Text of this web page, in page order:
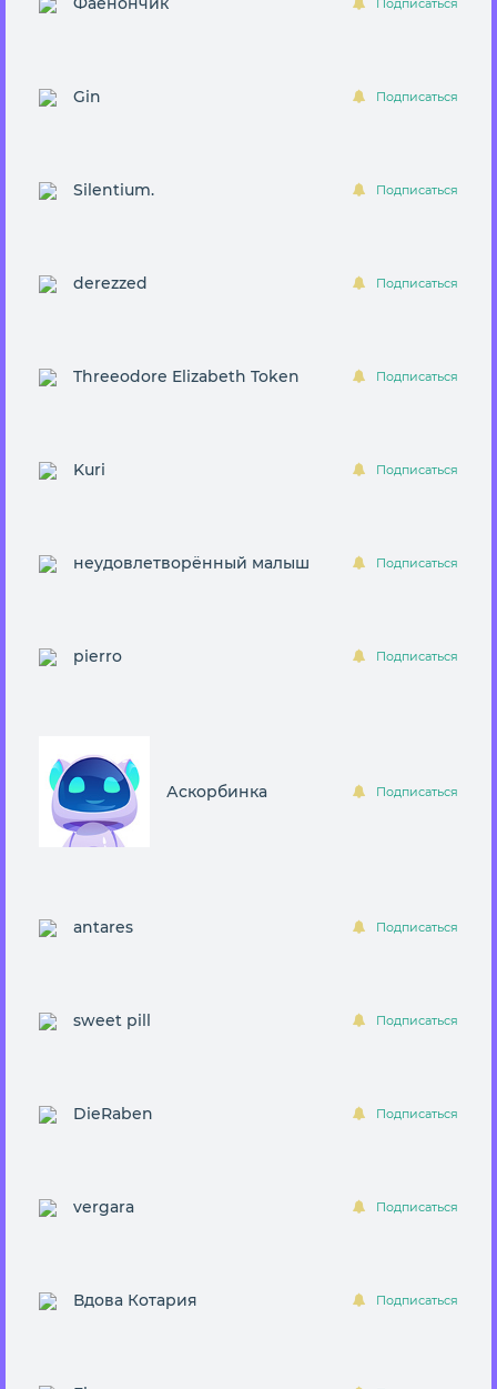
Подписаться
Gin Подписаться
Silentium. Подписаться
derezzed Подписаться
Threeodore Elizabeth Token Подписаться
Kuri Подписаться
неудовлетворённый малыш Подписаться
pierro Подписаться
Аскoрбинка Подписаться
antares Подписаться
sweet pill Подписаться
DieRaben Подписаться
vergara Подписаться
Вдова Котария Подписаться